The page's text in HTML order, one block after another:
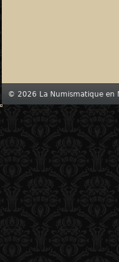
© 2026 La Numismatique en